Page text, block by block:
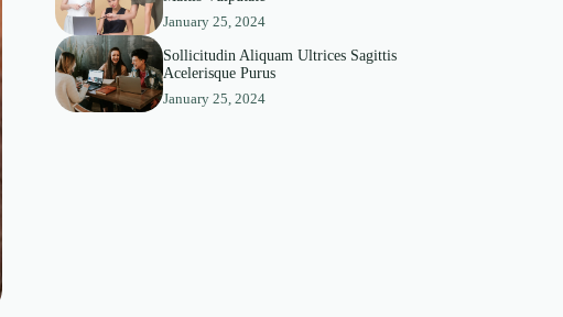
January 25, 2024
Sollicitudin Aliquam Ultrices Sagittis
Acelerisque Purus
January 25, 2024